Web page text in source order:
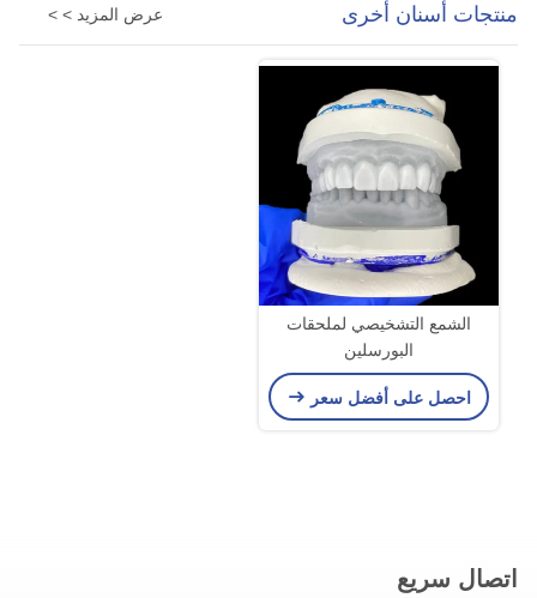
منتجات أسنان أخرى عرض المزيد > >
الشمع التشخيصي لملحقات
البورسلين
احصل على أفضل سعر
اتصال سريع